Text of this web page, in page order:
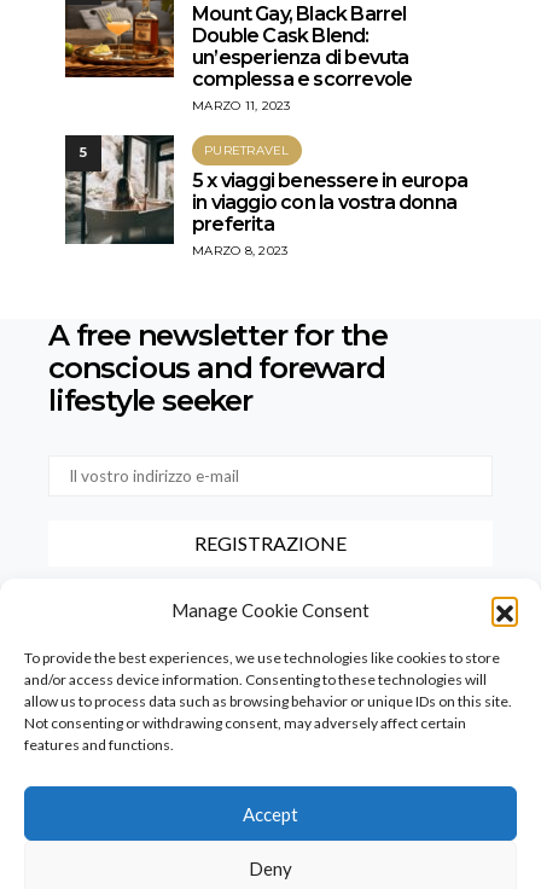
Manage Cookie Consent
To provide the best experiences, we use technologies like cookies to store
and/or access device information. Consenting to these technologies will
allow us to process data such as browsing behavior or unique IDs on this site.
Not consenting or withdrawing consent, may adversely affect certain
features and functions.
Accept
Deny
Mount Gay, Black Barrel
Double Cask Blend:
un’esperienza di bevuta
complessa e scorrevole
MARZO 11, 2023
5 PURETRAVEL
5 x viaggi benessere in europa
in viaggio con la vostra donna
preferita
MARZO 8, 2023
A free newsletter for the
conscious and foreward
lifestyle seeker
Selezionando questa casella, confermate di aver letto e accettato
le nostre condizioni d'uso relative alla conservazione dei dati forniti
PureLiving